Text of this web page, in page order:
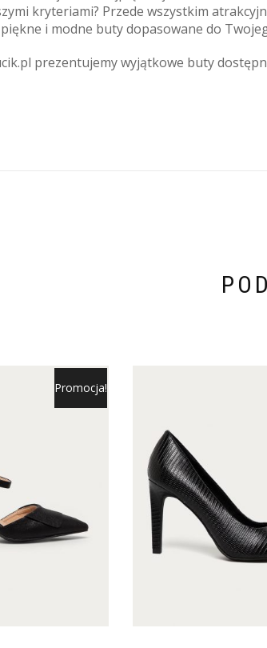
kryteriami? Przede wszystkim
i modne buty dopasowane do
prezentujemy wyjątkowe buty
Promocja!